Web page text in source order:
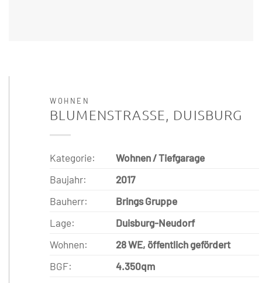
WOHNEN
BLUMENSTRASSE, DUISBURG
Kategorie:
Wohnen / Tiefgarage
Baujahr:
2017
Bauherr:
Brings Gruppe
Lage:
Duisburg-Neudorf
Wohnen:
28 WE, öffentlich gefördert
BGF:
4.350qm